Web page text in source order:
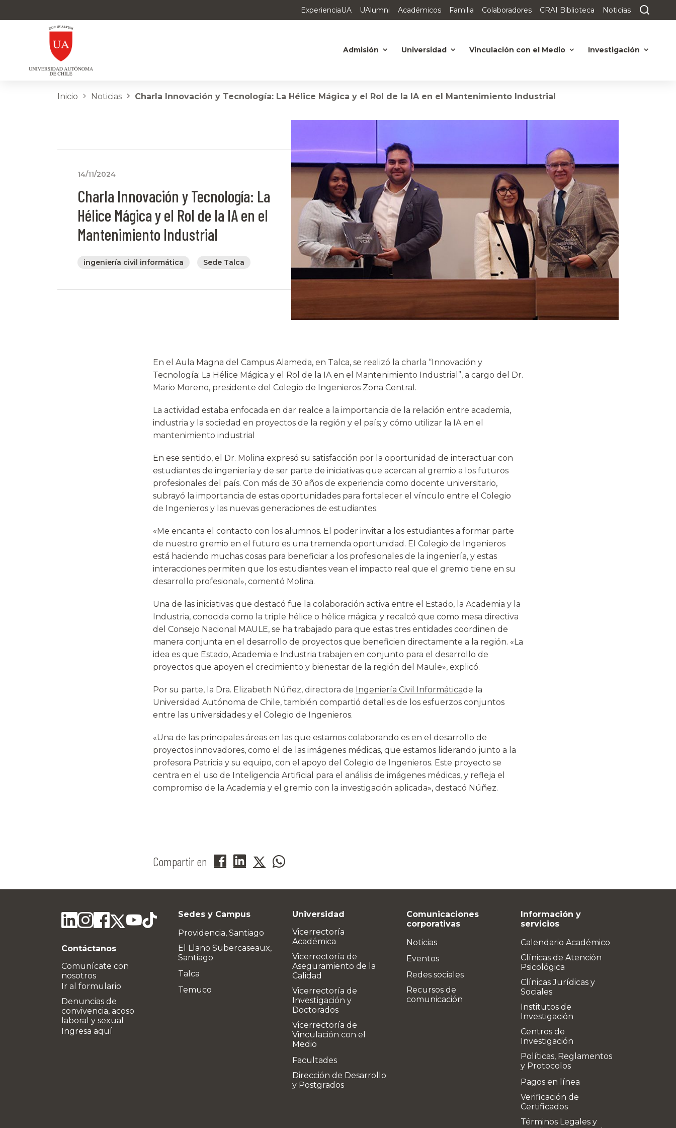
ExperienciaUA UAlumni Académicos Familia Colaboradores CRAI Biblioteca Noticias
Admisión Universidad Vinculación con el Medio Investigación
Inicio Noticias Charla Innovación y Tecnología: La Hélice Mágica y el Rol de la IA en el Mantenimiento Industrial
14/11/2024
Charla Innovación y Tecnología: La
Hélice Mágica y el Rol de la IA en el
Mantenimiento Industrial
ingeniería civil informática Sede Talca
En el Aula Magna del Campus Alameda, en Talca, se realizó la charla “Innovación y
Tecnología: La Hélice Mágica y el Rol de la IA en el Mantenimiento Industrial”, a cargo del Dr.
Mario Moreno, presidente del Colegio de Ingenieros Zona Central.
La actividad estaba enfocada en dar realce a la importancia de la relación entre academia,
industria y la sociedad en proyectos de la región y el país; y cómo utilizar la IA en el
mantenimiento industrial
En ese sentido, el Dr. Molina expresó su satisfacción por la oportunidad de interactuar con
estudiantes de ingeniería y de ser parte de iniciativas que acercan al gremio a los futuros
profesionales del país. Con más de 30 años de experiencia como docente universitario,
subrayó la importancia de estas oportunidades para fortalecer el vínculo entre el Colegio
de Ingenieros y las nuevas generaciones de estudiantes.
«Me encanta el contacto con los alumnos. El poder invitar a los estudiantes a formar parte
de nuestro gremio en el futuro es una tremenda oportunidad. El Colegio de Ingenieros
está haciendo muchas cosas para beneficiar a los profesionales de la ingeniería, y estas
interacciones permiten que los estudiantes vean el impacto real que el gremio tiene en su
desarrollo profesional», comentó Molina.
Una de las iniciativas que destacó fue la colaboración activa entre el Estado, la Academia y la
Industria, conocida como la triple hélice o hélice mágica; y recalcó que como mesa directiva
del Consejo Nacional MAULE, se ha trabajado para que estas tres entidades coordinen de
manera conjunta en el desarrollo de proyectos que beneficien directamente a la región. «La
idea es que Estado, Academia e Industria trabajen en conjunto para el desarrollo de
proyectos que apoyen el crecimiento y bienestar de la región del Maule», explicó.
Por su parte, la Dra. Elizabeth Núñez, directora de Ingeniería Civil Informáticade la
Universidad Autónoma de Chile, también compartió detalles de los esfuerzos conjuntos
entre las universidades y el Colegio de Ingenieros.
«Una de las principales áreas en las que estamos colaborando es en el desarrollo de
proyectos innovadores, como el de las imágenes médicas, que estamos liderando junto a la
profesora Patricia y su equipo, con el apoyo del Colegio de Ingenieros. Este proyecto se
centra en el uso de Inteligencia Artificial para el análisis de imágenes médicas, y refleja el
compromiso de la Academia y el gremio con la investigación aplicada», destacó Núñez.
Compartir en
Contáctanos
Comunícate con
nosotros
Ir al formulario
Denuncias de
convivencia, acoso
laboral y sexual
Ingresa aquí
Sedes y Campus
Providencia, Santiago
El Llano Subercaseaux,
Santiago
Talca
Temuco
Universidad
Vicerrectoría
Académica
Vicerrectoría de
Aseguramiento de la
Calidad
Vicerrectoría de
Investigación y
Doctorados
Vicerrectoría de
Vinculación con el
Medio
Facultades
Dirección de Desarrollo
y Postgrados
Comunicaciones
corporativas
Noticias
Eventos
Redes sociales
Recursos de
comunicación
Información y
servicios
Calendario Académico
Clínicas de Atención
Psicológica
Clínicas Jurídicas y
Sociales
Institutos de
Investigación
Centros de
Investigación
Políticas, Reglamentos
y Protocolos
Pagos en línea
Verificación de
Certificados
Términos Legales y